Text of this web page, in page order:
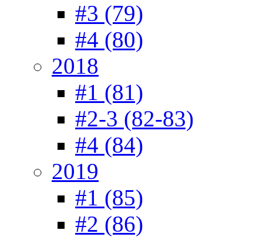
#3 (79)
#4 (80)
2018
#1 (81)
#2-3 (82-83)
#4 (84)
2019
#1 (85)
#2 (86)